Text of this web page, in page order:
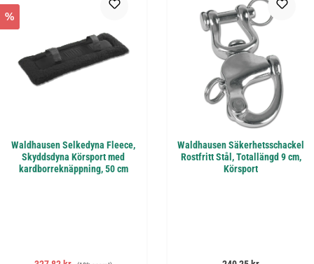
%
Waldhausen Selkedyna Fleece,
Skyddsdyna Körsport med
kardborreknäppning, 50 cm
Ordinarie pris:
Waldhausen Säkerhetsschackel
Rostfritt Stål, Totallängd 9 cm,
Körsport